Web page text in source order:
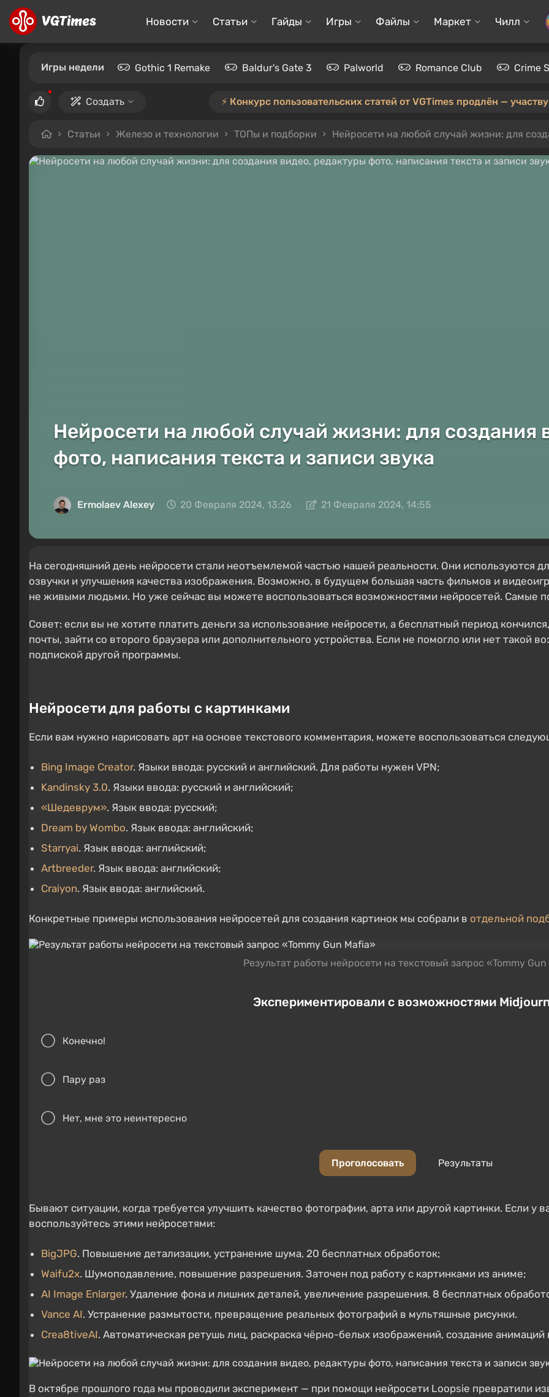
Новости Статьи Гайды Игры Файлы Маркет Чилл
Игры недели Gothic 1 Remake Baldur's Gate 3 Palworld Romance Club Crime
Создать ⚡️ Конкурс пользовательских статей от VGTimes продлён —
Статьи Железо и технологии ТОПы и подборки Нейросети на любой случай жизни: для создания
Нейросети на любой случай жизни: для создания
фото, написания текста и записи звука
Ermolaev Alexey 20 Февраля 2024, 13:26 21 Февраля 2024, 14:55
На сегодняшний день нейросети стали неотъемлемой частью нашей реальности. Они используются
озвучки и улучшения качества изображения. Возможно, в будущем большая часть фильмов и
не живыми людьми. Но уже сейчас вы можете воспользоваться возможностями нейросетей. Самые
Совет: если вы не хотите платить деньги за использование нейросети, а бесплатный период
почты, зайти со второго браузера или дополнительного устройства. Если не помогло или нет такой
подпиской другой программы.
Нейросети для работы с картинками
Если вам нужно нарисовать арт на основе текстового комментария, можете воспользоваться
Bing Image Creator. Языки ввода: русский и английский. Для работы нужен VPN;
Kandinsky 3.0. Языки ввода: русский и английский;
«Шедеврум». Язык ввода: русский;
Dream by Wombo. Язык ввода: английский;
Starryai. Язык ввода: английский;
Artbreeder. Язык ввода: английский;
Craiyon. Язык ввода: английский.
Конкретные примеры использования нейросетей для создания картинок мы собрали в отдельной
Результат работы нейросети на текстовый запрос «Tommy
Экспериментировали с возможностями
Конечно!
Пару раз
Нет, мне это неинтересно
Проголосовать Результаты
Бывают ситуации, когда требуется улучшить качество фотографии, арта или другой картинки. Если у
воспользуйтесь этими нейросетями:
BigJPG. Повышение детализации, устранение шума, 20 бесплатных обработок;
Waifu2x. Шумоподавление, повышение разрешения. Заточен под работу с картинками из аниме;
AI Image Enlarger. Удаление фона и лишних деталей, увеличение разрешения. 8 бесплатных
Vance AI. Устранение размытости, превращение реальных фотографий в мультяшные рисунки.
Crea8tiveAI. Автоматическая ретушь лиц, раскраска чёрно-белых изображений, создание анимаций
В октябре прошлого года мы проводили эксперимент — при помощи нейросети Loopsie превратили